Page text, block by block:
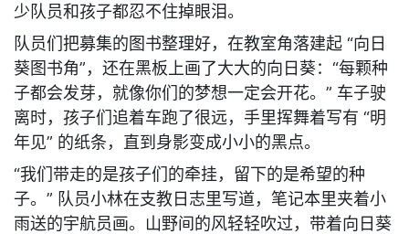
少队员和孩子都忍不住掉眼泪。
队员们把募集的图书整理好，在教室角落建起 “向日
葵图书角”，还在黑板上画了大大的向日葵：“每颗种
子都会发芽，就像你们的梦想一定会开花。” 车子驶
离时，孩子们追着车跑了很远，手里挥舞着写有 “明
年见” 的纸条，直到身影变成小小的黑点。
“我们带走的是孩子们的牵挂，留下的是希望的种
子。” 队员小林在支教日志里写道，笔记本里夹着小
雨送的宇航员画。山野间的风轻轻吹过，带着向日葵